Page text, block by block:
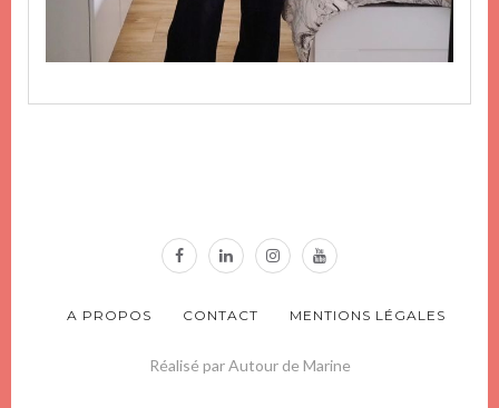
A PROPOS CONTACT MENTIONS LÉGALES
Réalisé par Autour de Marine